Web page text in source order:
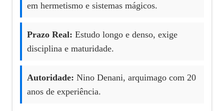
em hermetismo e sistemas mágicos.
Prazo Real: Estudo longo e denso, exige
disciplina e maturidade.
Autoridade: Nino Denani, arquimago com 20
anos de experiência.